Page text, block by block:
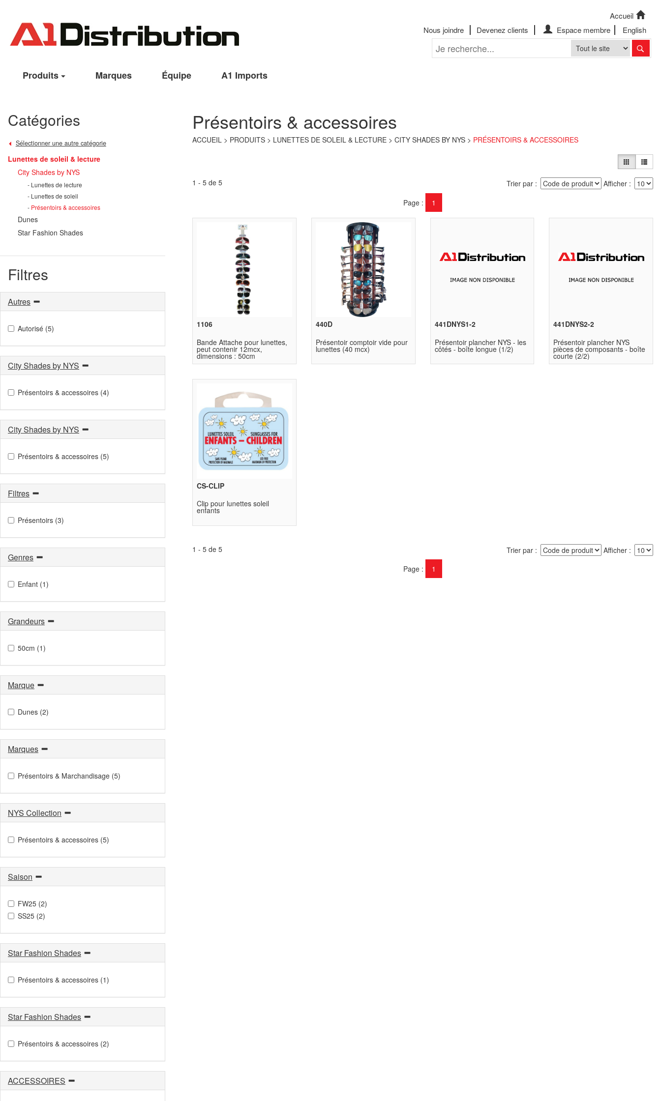
Accueil
Nous joindre
Devenez clients Espace membre English
Produits Marques Équipe A1 Imports
Catégories
Sélectionner une autre catégorie
Lunettes de soleil & lecture
City Shades by NYS
Lunettes de lecture
Lunettes de soleil
Présentoirs & accessoires
Dunes
Star Fashion Shades
Filtres
Autres
Autorisé (5)
City Shades by NYS
Présentoirs & accessoires (4)
City Shades by NYS
Présentoirs & accessoires (5)
Filtres
Présentoirs (3)
Genres
Enfant (1)
Grandeurs
50cm (1)
Marque
Dunes (2)
Marques
Présentoirs & Marchandisage (5)
NYS Collection
Présentoirs & accessoires (5)
Saison
FW25 (2)
SS25 (2)
Star Fashion Shades
Présentoirs & accessoires (1)
Star Fashion Shades
Présentoirs & accessoires (2)
ACCESSOIRES
Présentoirs & accessoires
ACCUEIL PRODUITS LUNETTES DE SOLEIL & LECTURE CITY SHADES BY NYS PRÉSENTOIRS & ACCESSOIRES
1 - 5 de 5 Trier par
Afficher
Page
1
1106
Bande Attache pour lunettes,
peut contenir 12mcx,
dimensions : 50cm
440D
Présentoir comptoir vide pour
lunettes (40 mcx)
441DNYS1-2
Présentoir plancher NYS - les
côtés - boîte longue (1/2)
441DNYS2-2
Présentoir plancher NYS
pièces de composants - boîte
courte (2/2)
CS-CLIP
Clip pour lunettes soleil
enfants
1 - 5 de 5 Trier par
Afficher
Page
1